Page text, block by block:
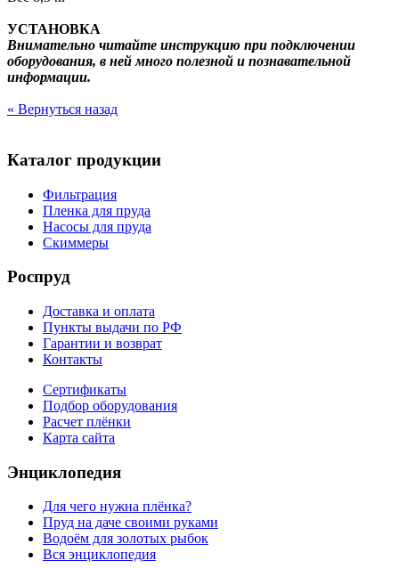
УСТАНОВКА
Внимательно читайте инструкцию при подключении
оборудования, в ней много полезной и познавательной
информации.
« Вернуться назад
Каталог продукции
Фильтрация
Пленка для пруда
Насосы для пруда
Скиммеры
Роспруд
Доставка и оплата
Пункты выдачи по РФ
Гарантии и возврат
Контакты
Сертификаты
Подбор оборудования
Расчет плёнки
Карта сайта
Энциклопедия
Для чего нужна плёнка?
Пруд на даче своими руками
Водоём для золотых рыбок
Вся энциклопедия